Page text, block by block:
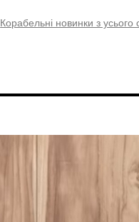
Корабельні новинки з усього